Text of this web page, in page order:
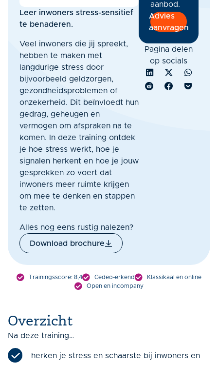
Leer inwoners stress-sensitief
te benaderen.
Veel inwoners die jij spreekt,
hebben te maken met
langdurige stress door
bijvoorbeeld geldzorgen,
gezondheidsproblemen of
onzekerheid. Dit beïnvloedt hun
gedrag, geheugen en
vermogen om afspraken na te
komen. In deze training ontdek
je hoe stress werkt, hoe je
signalen herkent en hoe je jouw
gesprekken zo voert dat
inwoners meer ruimte krijgen
om mee te denken en stappen
te zetten.
Alles nog eens rustig nalezen?
Download brochure
aanbod.
Advies
aanvragen
Pagina delen
op socials
Trainingsscore: 8,4 Cedeo-erkend
Klassikaal en online
Open en incompany
Overzicht
Na deze training…
herken je stress en schaarste bij inwoners en